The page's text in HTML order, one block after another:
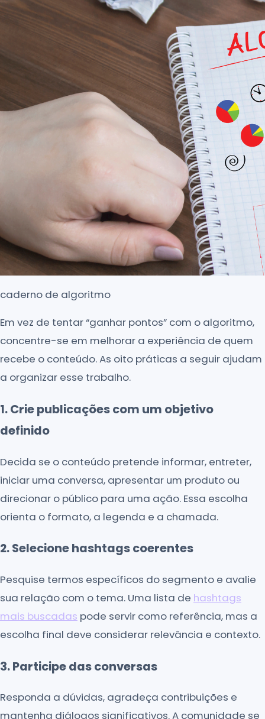
caderno de algoritmo
Em vez de tentar “ganhar pontos” com o algoritmo,
concentre-se em melhorar a experiência de quem
recebe o conteúdo. As oito práticas a seguir ajudam
a organizar esse trabalho.
1. Crie publicações com um objetivo
definido
Decida se o conteúdo pretende informar, entreter,
iniciar uma conversa, apresentar um produto ou
direcionar o público para uma ação. Essa escolha
orienta o formato, a legenda e a chamada.
2. Selecione hashtags coerentes
Pesquise termos específicos do segmento e avalie
sua relação com o tema. Uma lista de hashtags
mais buscadas pode servir como referência, mas a
escolha final deve considerar relevância e contexto.
3. Participe das conversas
Responda a dúvidas, agradeça contribuições e
mantenha diálogos significativos. A comunidade se